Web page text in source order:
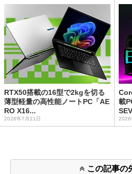
RTX50搭載の16型で2kgを切る
薄型軽量の高性能ノートPC「AE
RO X16...
2026年7月11日
載
2026
この記事の